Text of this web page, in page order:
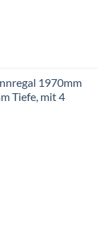
1970mm
Tiefe, mit 4